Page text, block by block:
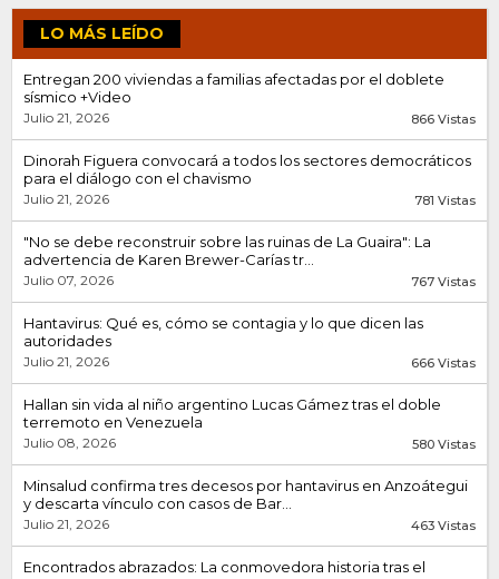
LO MÁS LEÍDO
Entregan 200 viviendas a familias afectadas por el doblete
sísmico +Video
Julio 21, 2026 866 Vistas
Dinorah Figuera convocará a todos los sectores democráticos
para el diálogo con el chavismo
Julio 21, 2026 781 Vistas
"No se debe reconstruir sobre las ruinas de La Guaira": La
advertencia de Karen Brewer-Carías tr...
Julio 07, 2026 767 Vistas
Hantavirus: Qué es, cómo se contagia y lo que dicen las
autoridades
Julio 21, 2026 666 Vistas
Hallan sin vida al niño argentino Lucas Gámez tras el doble
terremoto en Venezuela
Julio 08, 2026 580 Vistas
Minsalud confirma tres decesos por hantavirus en Anzoátegui
y descarta vínculo con casos de Bar...
Julio 21, 2026 463 Vistas
Encontrados abrazados: La conmovedora historia tras el